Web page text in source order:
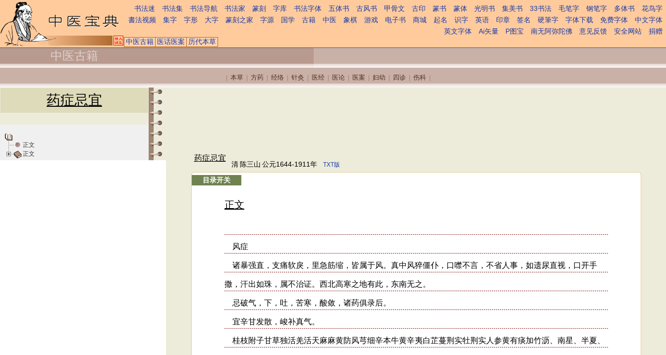
书法迷 书法集 书法导航 书法家 篆刻 字库 书法字体 五体书 古风书 甲骨文 古印 篆书 篆体 光明书 集美书 33书法 毛笔字 钢笔字 多体书
花鸟字
書法视频
集字 字形 大字 篆刻之家 字源 国学 古籍 中医 象棋 游戏 电子书 商城 起名 识字 英语 印章 签名 硬筆字 字体下载 免费字体
中文字体
英文字体
Ai矢量 P图宝 南无阿弥陀佛 意见反馈 安全网站
捐赠
中医古籍 医话医案 历代本草
中医古籍
本草 方药 经络 针灸 医经 医论 医案 妇幼 四诊 伤科
药症忌宜
正文
正文
药症忌宜
清 陈三山 公元1644-1911年 TXT版
目录开关